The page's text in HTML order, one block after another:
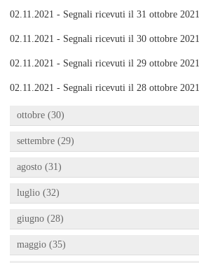
02.11.2021 - Segnali ricevuti il 31 ottobre 2021
02.11.2021 - Segnali ricevuti il 30 ottobre 2021
02.11.2021 - Segnali ricevuti il 29 ottobre 2021
02.11.2021 - Segnali ricevuti il 28 ottobre 2021
ottobre (30)
settembre (29)
agosto (31)
luglio (32)
giugno (28)
maggio (35)